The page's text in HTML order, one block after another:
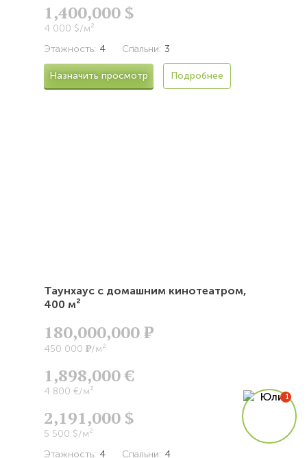
1,400,000 $
4 000 $/м²
Этажность: 4 Спальни: 3
Назначить просмотр Подробнее
Таунхаус с домашним кинотеатром,
400 м²
180,000,000Р
450 000 Р/м²
1,898,000 €
4 800 €/м²
2,191,000 $
5 500 $/м²
Этажность: 4 Спальни: 4